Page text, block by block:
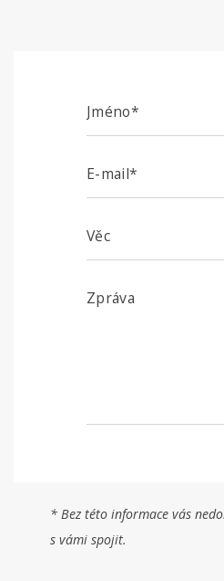
* Bez této informace vás
s vámi spojit.